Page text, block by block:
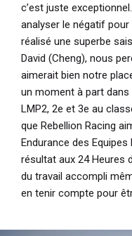
c’est juste
analyser le négatif
réalisé une superbe
David (Cheng), nous
aimerait bien notre
un moment à part dans
LMP2, 2e et 3e au
que Rebellion Racing
Endurance des
résultat aux 24 Heures
du travail accompli
en tenir compte pour